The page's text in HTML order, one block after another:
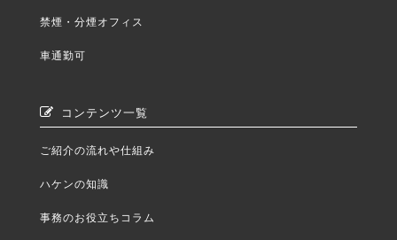
禁煙・分煙オフィス
車通勤可
コンテンツ一覧
ご紹介の流れや仕組み
ハケンの知識
事務のお役立ちコラム